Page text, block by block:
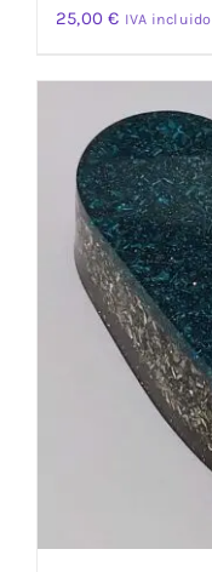
25,00€ IVA incluido